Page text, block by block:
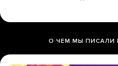
О ЧЕМ МЫ ПИСАЛИ